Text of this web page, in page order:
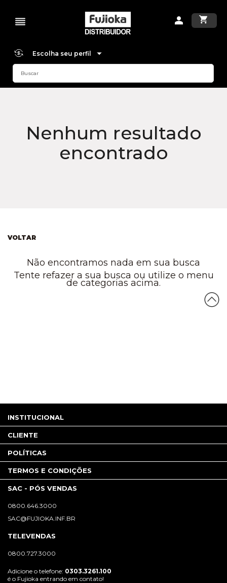
Escolha seu perfil
Nenhum resultado
encontrado
VOLTAR
Não encontramos nada em sua busca
Tente refazer a sua busca ou utilize o menu
de categorias acima.
INSTITUCIONAL
CLIENTE
POLÍTICAS
TERMOS E CONDIÇÕES
SAC - PÓS VENDAS
0800.646.3000
SAC@FUJIOKA.INF.BR
TELEVENDAS
0800.727.3000
Adicione o telefone: 0303.3261.100
é o Fujioka entrando em contato!